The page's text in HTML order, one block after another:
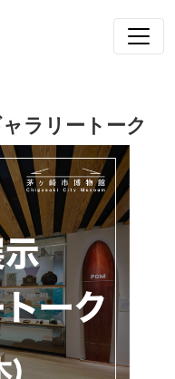
ラリートーク